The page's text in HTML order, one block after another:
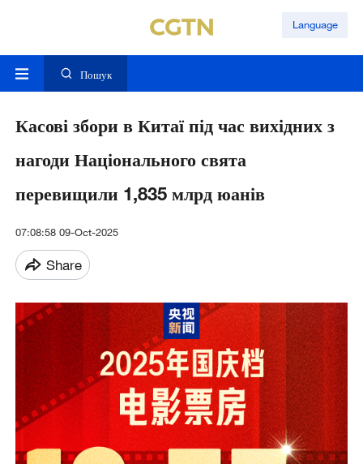
Language
Пошук
Касові збори в Китаї під час вихідних з
нагоди Національного свята
перевищили 1,835 млрд юанів
07:08:58 09-Oct-2025
Share